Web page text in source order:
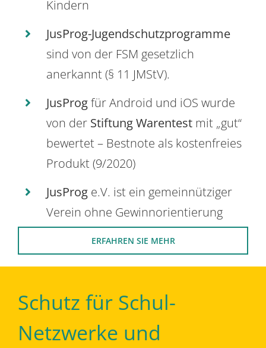
Kindern
JusProg-Jugendschutzprogramme
sind von der FSM gesetzlich
anerkannt (§ 11 JMStV).
JusProgfür Android und iOS wurde
von der Stiftung Warentest mit „gut“
bewertet – Bestnote als kostenfreies
Produkt (9/2020)
JusProg e.V. ist ein gemeinnütziger
Verein ohne Gewinnorientierung
ERFAHREN SIE MEHR
Schutz für Schul-
Netzwerke und